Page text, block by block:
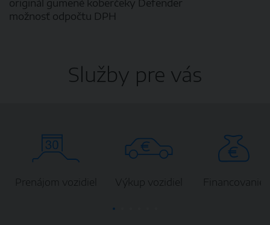
originál gumené koberčeky Defender
možnosť odpočtu DPH
Služby pre vás
Prenájom vozidiel Výkup vozidiel Financovanie